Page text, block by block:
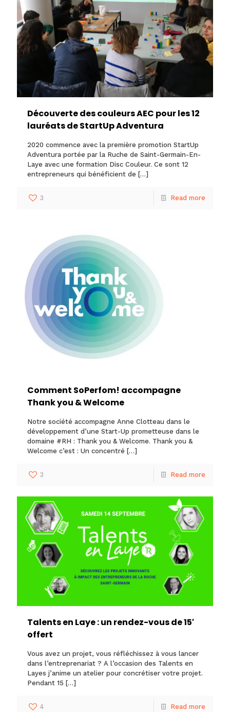
Découverte des couleurs AEC pour les 12
lauréats de StartUp Adventura
2020 commence avec la première promotion StartUp
Adventura portée par la Ruche de Saint-Germain-En-
Laye avec une formation Disc Couleur. Ce sont 12
entrepreneurs qui bénéficient de […]
3 Read more
Comment SoPerfom! accompagne
Thank you & Welcome
Notre société accompagne Anne Clotteau dans le
développement d’une Start-Up prometteuse dans le
domaine #RH : Thank you & Welcome. Thank you &
Welcome c’est : Un concentré […]
3 Read more
Talents en Laye : un rendez-vous de 15′
offert
Vous avez un projet, vous réfléchissez à vous lancer
dans l’entreprenariat ? A l’occasion des Talents en
Layes j’anime un atelier pour concrétiser votre projet.
Pendant 15 […]
4 Read more